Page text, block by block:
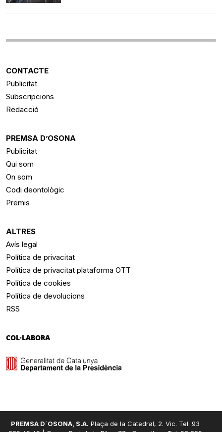
CONTACTE
Publicitat
Subscripcions
Redacció
PREMSA D’OSONA
Publicitat
Qui som
On som
Codi deontològic
Premis
ALTRES
Avís legal
Política de privacitat
Política de privacitat plataforma OTT
Política de cookies
Política de devolucions
RSS
COL·LABORA
PREMSA D´OSONA, S.A. Plaça de la Catedral, 2. Vic. Tel. 93